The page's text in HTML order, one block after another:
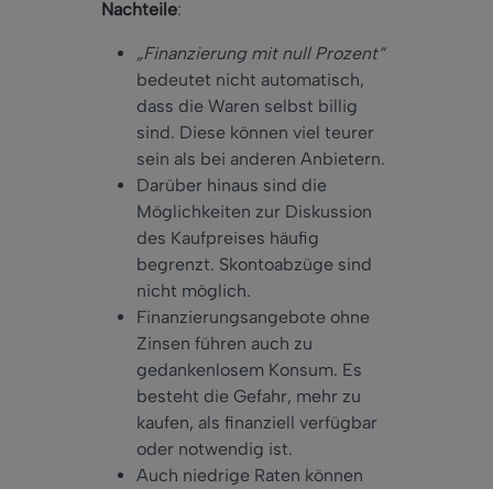
Nachteile:
„Finanzierung mit null Prozent“
bedeutet nicht automatisch,
dass die Waren selbst billig
sind. Diese können viel teurer
sein als bei anderen Anbietern.
Darüber hinaus sind die
Möglichkeiten zur Diskussion
des Kaufpreises häufig
begrenzt. Skontoabzüge sind
nicht möglich.
Finanzierungsangebote ohne
Zinsen führen auch zu
gedankenlosem Konsum. Es
besteht die Gefahr, mehr zu
kaufen, als finanziell verfügbar
oder notwendig ist.
Auch niedrige Raten können